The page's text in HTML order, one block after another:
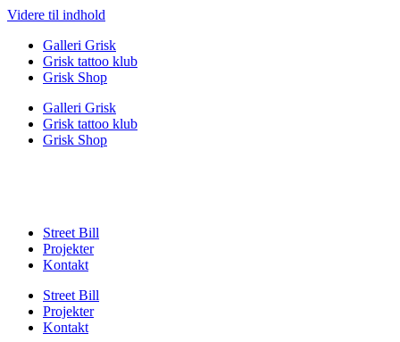
Videre til indhold
Galleri Grisk
Grisk tattoo klub
Grisk Shop
Galleri Grisk
Grisk tattoo klub
Grisk Shop
Street Bill
Projekter
Kontakt
Street Bill
Projekter
Kontakt